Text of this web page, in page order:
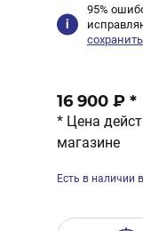
95%
16 900 ₽ *
* Цена
магазине
Есть в наличии